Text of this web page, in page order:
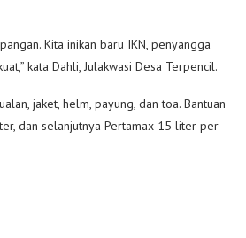
Kita inikan baru IKN, penyangga
kata Dahli, Julakwasi Desa Terpencil.
jaket, helm, payung, dan toa. Bantuan
dan selanjutnya Pertamax 15 liter per